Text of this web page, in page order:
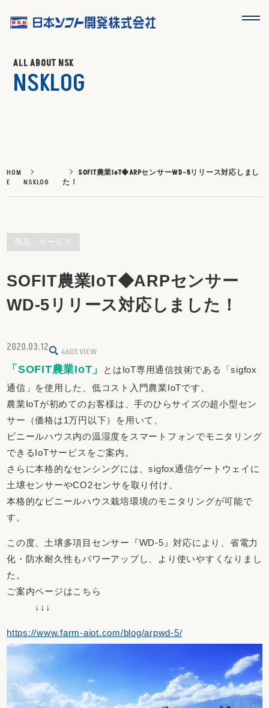
ALL ABOUT NSK
NSKLOG
HOM
E
NSKLOG
SOFIT農業IoT◆ARPセンサーWD-5リリース対応しまし
た！
商品・サービス
SOFIT農業IoT◆ARPセンサー
WD-5リリース対応しました！
2020.03.12 4603VIEW
「SOFIT農業IoT」
とはIoT専用通信技術である「sigfox
通信」を使用した、低コスト入門農業IoTです。
農業IoTが初めてのお客様は、手のひらサイズの超小型セン
サー
（価格は1万円以下）を用いて、
ビニールハウス内の温湿度をスマートフォンでモニタリング
できるIoTサービスをご案内。
さらに本格的なセンシングには、sigfox通信ゲートウェイに
土壌センサーやCO2センサを取り付け、
本格的なビニールハウス栽培環境のモニタリングが可能で
す。
この度、土壌多項目センサー『WD-5』対応により、省電力
化・防水耐久性もパワーアップし、より使いやすくなりまし
た。
ご案内ページはこちら
↓↓↓
https://www.farm-aiot.com/blog/arpwd-5/